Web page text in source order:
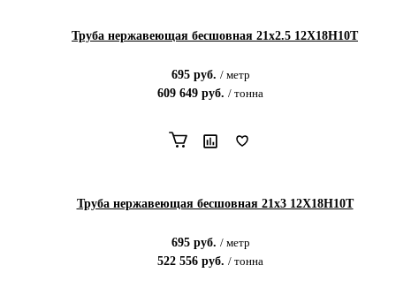
Труба нержавеющая бесшовная 21х2.5 12Х18Н10Т
695руб. / метр
609 649 руб. / тонна
Труба нержавеющая бесшовная 21х3 12Х18Н10Т
695руб. / метр
522 556 руб. / тонна